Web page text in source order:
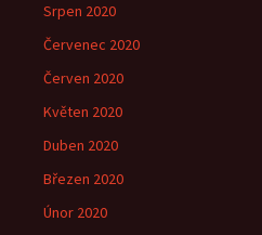
Srpen 2020
Červenec 2020
Červen 2020
Květen 2020
Duben 2020
Březen 2020
Únor 2020